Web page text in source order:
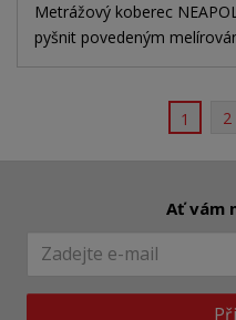
Metrážový koberec
pyšnit povedeným
1 2
Ať vám